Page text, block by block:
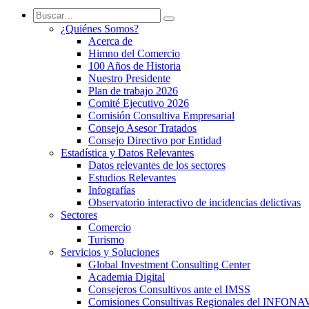
¿Quiénes Somos?
Acerca de
Himno del Comercio
100 Años de Historia
Nuestro Presidente
Plan de trabajo 2026
Comité Ejecutivo 2026
Comisión Consultiva Empresarial
Consejo Asesor Tratados
Consejo Directivo por Entidad
Estadística y Datos Relevantes
Datos relevantes de los sectores
Estudios Relevantes
Infografías
Observatorio interactivo de incidencias delictivas
Sectores
Comercio
Turismo
Servicios y Soluciones
Global Investment Consulting Center
Academia Digital
Consejeros Consultivos ante el IMSS
Comisiones Consultivas Regionales del